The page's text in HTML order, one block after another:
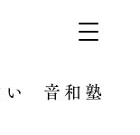
音和塾​